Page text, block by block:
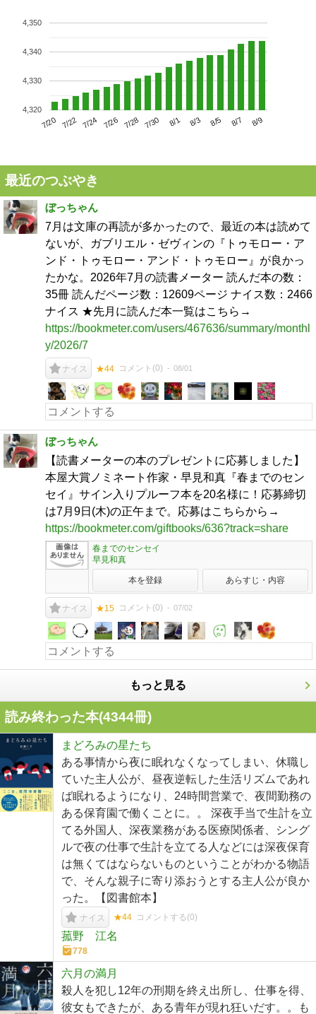
7/20 7/22 7/24 7/26 7/28 7/30 8/1 8/3 8/5 8/7 8/9
4,320
4,330
4,340
4,350
最近のつぶやき
ぼっちゃん
7月は文庫の再読が多かったので、最近の本は読めて
ないが、ガブリエル・ゼヴィンの『トゥモロー・ア
ンド・トゥモロー・アンド・トゥモロー』が良かっ
たかな。2026年7月の読書メーター 読んだ本の数：
35冊 読んだページ数：12609ページ ナイス数：2466
ナイス ★先月に読んだ本一覧はこちら→
https://bookmeter.com/users/467636/summary/monthl
y/2026/7
ナイス ★44 コメント(0) 08/01
ぼっちゃん
【読書メーターの本のプレゼントに応募しました】
本屋大賞ノミネート作家・早見和真『春までのセン
セイ』サイン入りプルーフ本を20名様に！応募締切
は7月9日(木)の正午まで。応募はこちらから→
https://bookmeter.com/giftbooks/636?track=share
春までのセンセイ
早見和真
本を登録 あらすじ・内容
ナイス ★15 コメント(0) 07/02
もっと見る
読み終わった本(4344冊)
まどろみの星たち
ある事情から夜に眠れなくなってしまい、休職し
ていた主人公が、昼夜逆転した生活リズムであれ
ば眠れるようになり、24時間営業で、夜間勤務の
ある保育園で働くことに。。 深夜手当で生計を立
てる外国人、深夜業務がある医療関係者、シング
ルで夜の仕事で生計を立てる人などには深夜保育
は無くてはならないものということがわかる物語
で、そんな親子に寄り添おうとする主人公が良か
った。【図書館本】
ナイス ★44 コメントする(0)
菰野 江名
778
六月の満月
殺人を犯し12年の刑期を終え出所し、仕事を得、
彼女もできたが、ある青年が現れ狂いだす。。も